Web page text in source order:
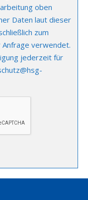
oben
Daten laut dieser
zum
verwendet.
jederzeit für